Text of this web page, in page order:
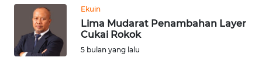
Ekuin
Lima Mudarat Penambahan Layer
Cukai Rokok
5 bulan yang lalu
NTT
WN
KEPRI